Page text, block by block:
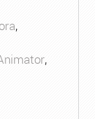
,
,